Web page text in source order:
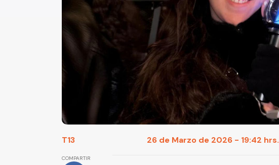
T13 26 de Marzo de 2026 - 19:42 hrs.
COMPARTIR